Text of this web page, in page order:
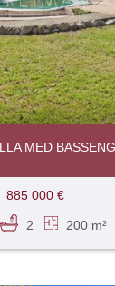
MED
885 000 €
2 200 m²